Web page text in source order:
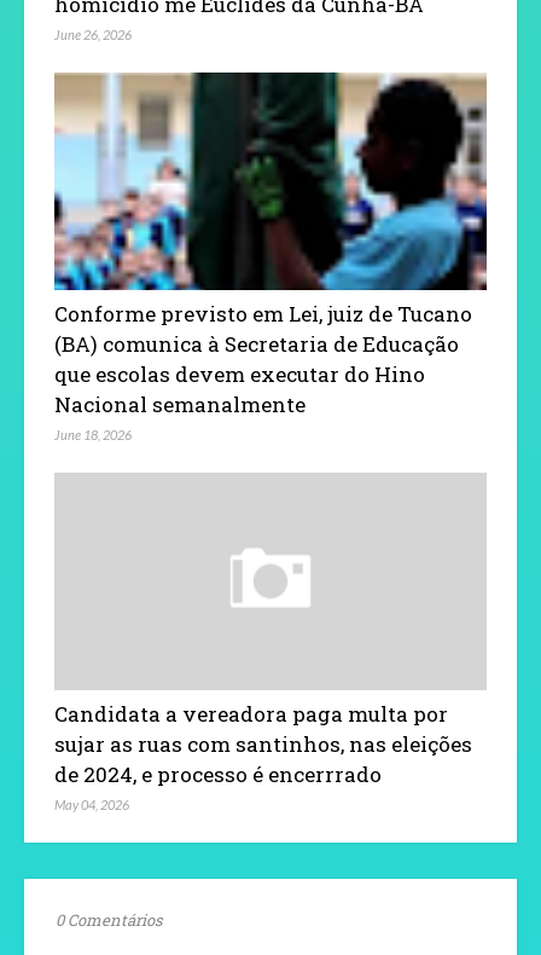
June 26, 2026
Conforme previsto em Lei, juiz de Tucano
(BA) comunica à Secretaria de Educação
que escolas devem executar do Hino
Nacional semanalmente
June 18, 2026
Candidata a vereadora paga multa por
sujar as ruas com santinhos, nas eleições
de 2024, e processo é encerrrado
May 04, 2026
0 Comentários